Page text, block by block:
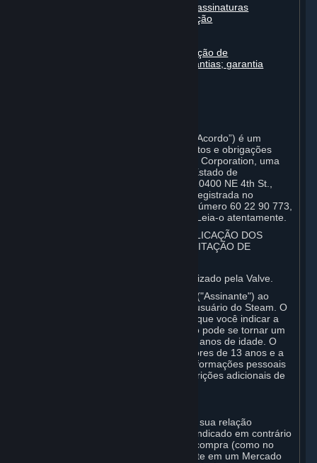
Faturamento, pagamento e outras assinaturas
Conduta on-line, trapaça e automação
Isenção de responsabilidade; limitação de
responsabilidade; ausência de garantias; garantia
Este Acordo de Assinatura do Steam (“Acordo”) é um
documento legal que explica seus direitos e obrigações
como um assinante do Steam da Valve Corporation, uma
corporação de acordo com as leis do Estado de
Washington, com sede registrada em 10400 NE 4th St.,
Bellevue, WA 98004, Estados Unidos, registrada no
Washington Secretary of State com o número 60 22 90 773,
ID de IVA nº EU 8260 00671 (“Valve”). Leia-o atentamente.
1. REGISTRO COMO ASSINANTE; APLICAÇÃO DOS
TERMOS A VOCÊ; A SUA CONTA; ACEITAÇÃO DE
O Steam é um serviço online disponibilizado pela Valve.
Você se torna um assinante do Steam ("Assinante") ao
completar o registro de uma conta de usuário do Steam. O
presente Acordo entra em vigor assim que você indicar a
sua aceitação destes termos. Você não pode se tornar um
Assinante se tiver menos de 13 (treze) anos de idade. O
Steam não foi feito para crianças menores de 13 anos e a
Valve não coletará intencionalmente informações pessoais
de crianças menores de 13 anos. Restrições adicionais de
Para qualquer interação com o Steam, sua relação
contratual será com a Valve. Salvo se indicado em contrário
neste instrumento ou no momento da compra (como no
caso de transações com outro Assinante em um Mercado